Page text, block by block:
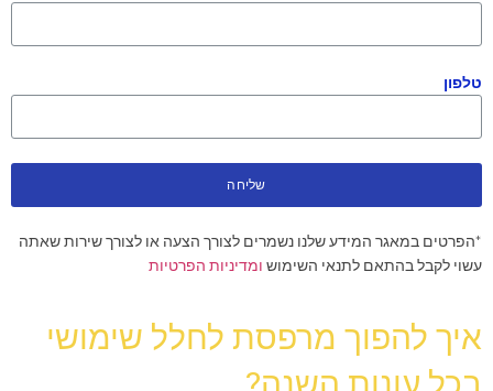
טלפון
שליחה
*הפרטים במאגר המידע שלנו נשמרים לצורך הצעה או לצורך שירות שאתה
עשוי לקבל בהתאם לתנאי השימוש ומדיניות הפרטיות
איך להפוך מרפסת לחלל שימושי